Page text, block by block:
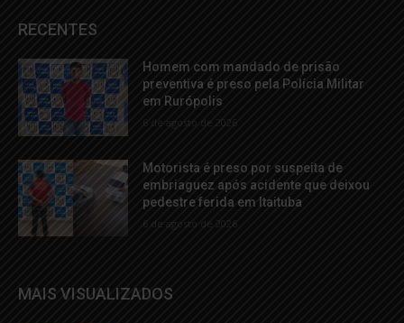
RECENTES
Homem com mandado de prisão
preventiva é preso pela Polícia Militar
em Rurópolis
6 de agosto de 2026
Motorista é preso por suspeita de
embriaguez após acidente que deixou
pedestre ferida em Itaituba
6 de agosto de 2026
MAIS VISUALIZADOS